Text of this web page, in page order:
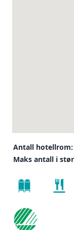
Antall hotellrom:
Maks antall i